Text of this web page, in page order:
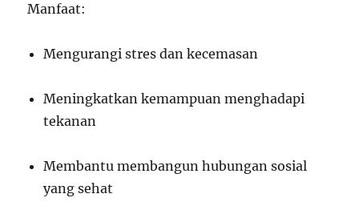
Manfaat:
Mengurangi stres dan kecemasan
Meningkatkan kemampuan menghadapi
tekanan
Membantu membangun hubungan sosial
yang sehat